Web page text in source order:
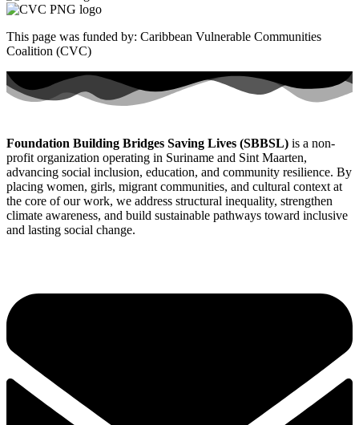
This page was funded by: Caribbean Vulnerable Communities
Coalition (CVC)
Foundation Building Bridges Saving Lives (SBBSL) is a non-
profit organization operating in Suriname and Sint Maarten,
advancing social inclusion, education, and community resilience. By
placing women, girls, migrant communities, and cultural context at
the core of our work, we address structural inequality, strengthen
climate awareness, and build sustainable pathways toward inclusive
and lasting social change.